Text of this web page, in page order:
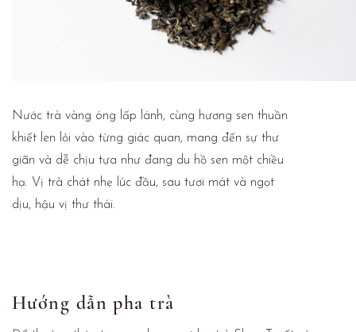
Nước trà vàng óng lấp lánh, cùng hương sen thuần
khiết len lỏi vào từng giác quan, mang đến sự thư
giãn và dễ chịu tựa như đang du hồ sen một chiều
hạ. Vị trà chát nhẹ lúc đầu, sau tươi mát và ngọt
dịu, hậu vị thư thái.
Hướng dẫn pha trà